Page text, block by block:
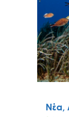
Νέα,